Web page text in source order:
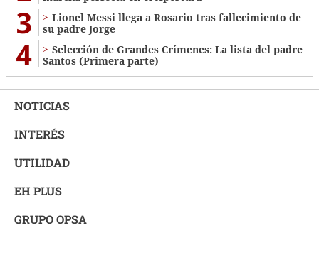
3
Lionel Messi llega a Rosario tras fallecimiento de
su padre Jorge
4
Selección de Grandes Crímenes: La lista del padre
Santos (Primera parte)
NOTICIAS
INTERÉS
UTILIDAD
EH PLUS
GRUPO OPSA